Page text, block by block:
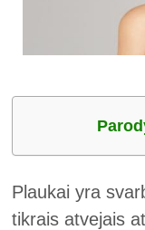
Plaukai yra
tikrais atvejais